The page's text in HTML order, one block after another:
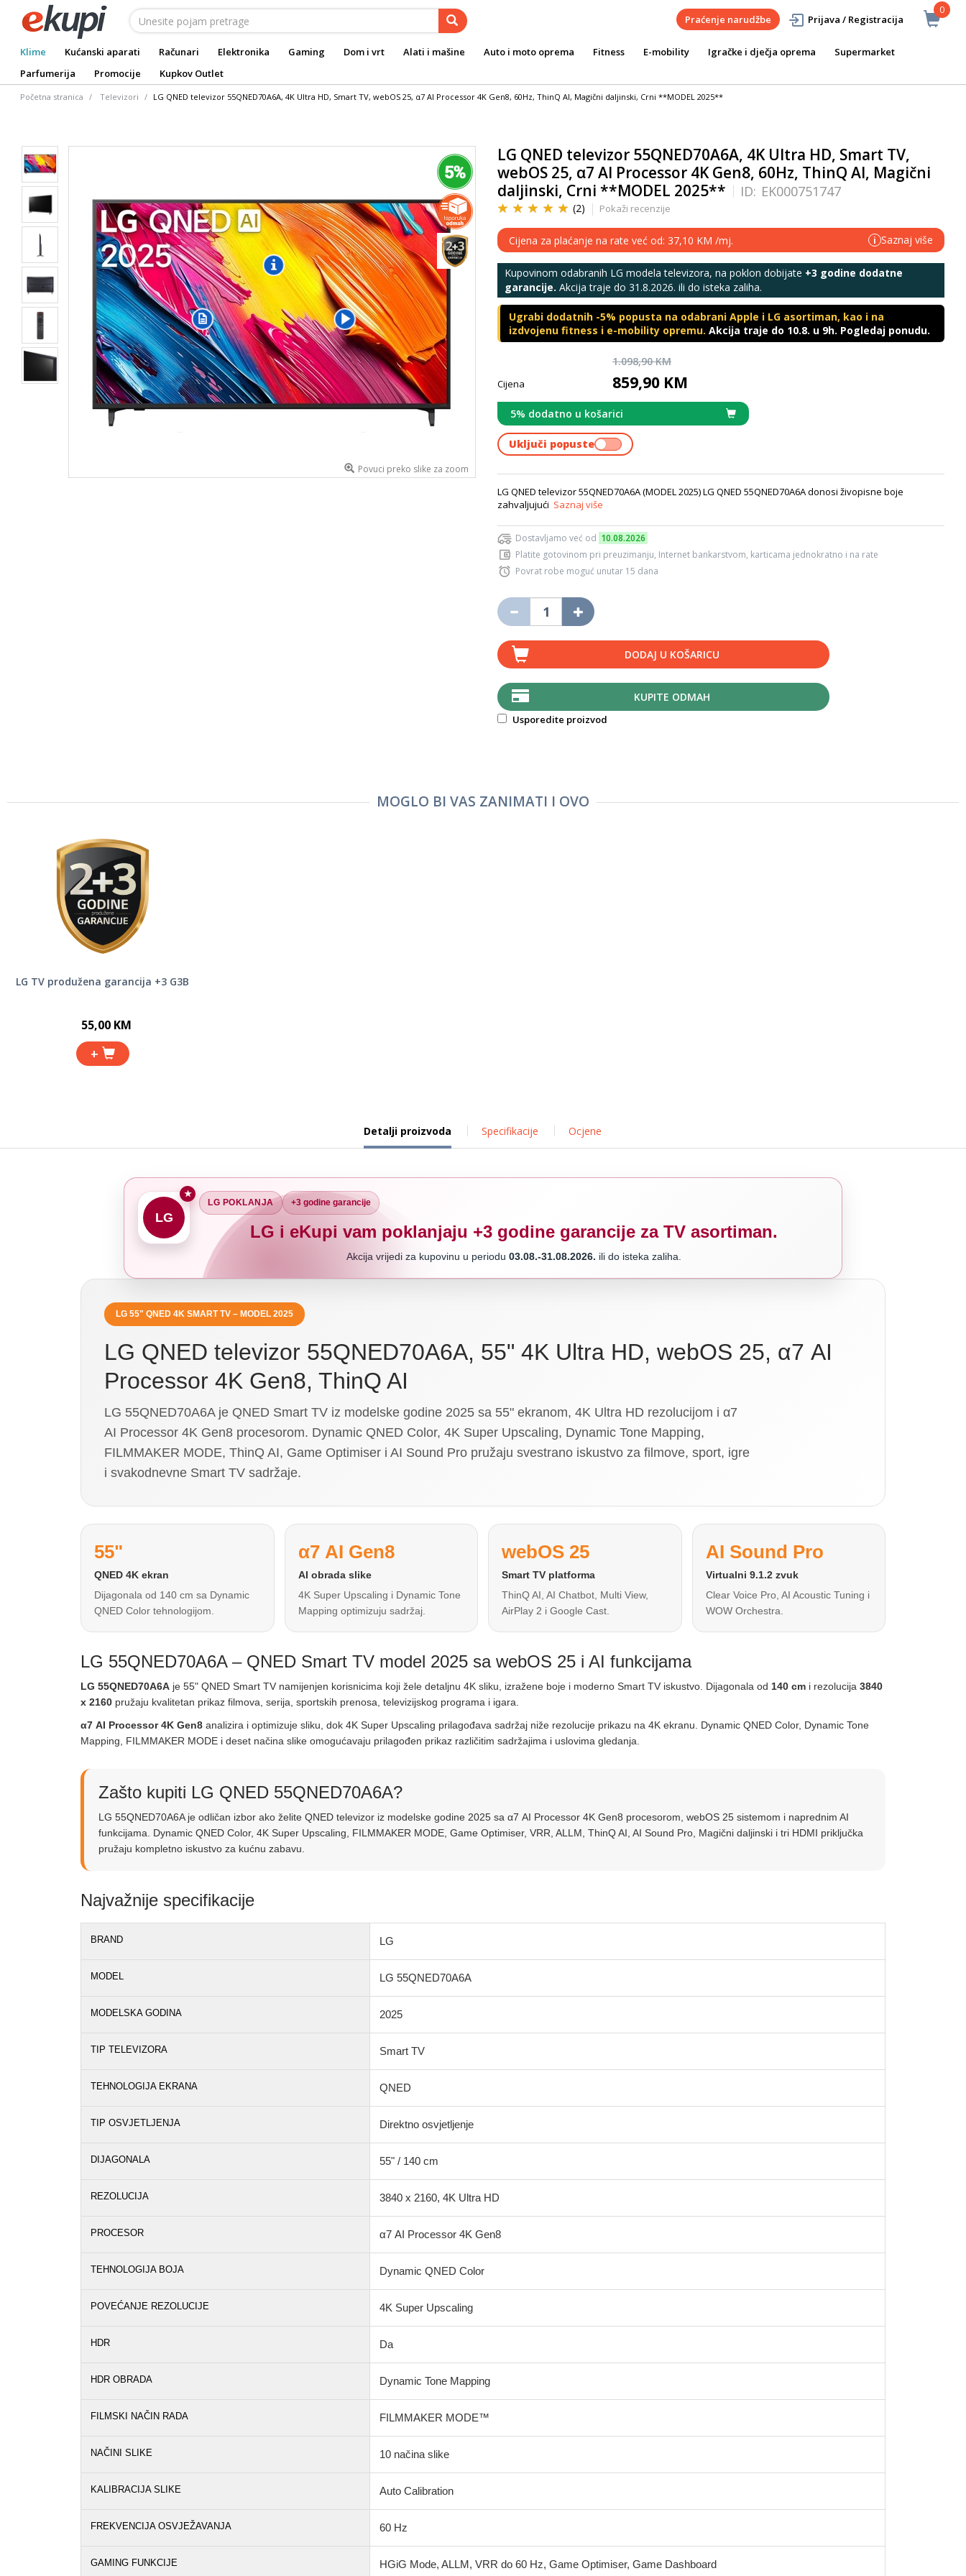
0
Praćenje narudžbe Prijava / Registracija
Klime Kućanski aparati Računari Elektronika Gaming Dom i vrt Alati i mašine Auto i moto oprema Fitness E-mobility Igračke i dječja oprema
Supermarket
Parfumerija
Promocije Kupkov Outlet
Početna stranica Televizori LG QNED televizor 55QNED70A6A, 4K Ultra HD, Smart TV, webOS 25, α7 AI Processor 4K Gen8, 60Hz, ThinQ AI, Magični daljinski, Crni **MODEL 2025**
Povuci preko slike za zoom
LG QNED televizor 55QNED70A6A, 4K Ultra HD, Smart TV,
webOS 25, α7 AI Processor 4K Gen8, 60Hz, ThinQ AI, Magični
daljinski, Crni **MODEL 2025**
ID: EK000751747
(2) Pokaži recenzije
Cijena za plaćanje na rate već od: 37,10 KM /mj. i Saznaj više
Kupovinom odabranih LG modela televizora, na poklon dobijate +3 godine dodatne
garancije. Akcija traje do 31.8.2026. ili do isteka zaliha.
Ugrabi dodatnih -5% popusta na odabrani Apple i LG asortiman, kao i na
izdvojenu fitness i e-mobility opremu. Akcija traje do 10.8. u 9h. Pogledaj ponudu.
1.098,90 KM
Cijena 859,90 KM
5% dodatno u košarici
Uključi popuste
LG QNED televizor 55QNED70A6A (MODEL 2025) LG QNED 55QNED70A6A donosi živopisne boje
zahvaljujući Saznaj više
Dostavljamo već od 10.08.2026
Platite gotovinom pri preuzimanju, Internet bankarstvom, karticama jednokratno i na rate
Povrat robe moguć unutar 15 dana
DODAJ U KOŠARICU
KUPITE ODMAH
Usporedite proizvod
MOGLO BI VAS ZANIMATI I OVO
LG TV produžena garancija +3 G3B
55,00 KM
+
Detalji proizvoda Specifikacije Ocjene
LG
★
LG POKLANJA
+3 godine garancije
LG i eKupi vam poklanjaju +3 godine garancije za TV asortiman.
Akcija vrijedi za kupovinu u periodu 03.08.-31.08.2026. ili do isteka zaliha.
LG 55" QNED 4K SMART TV – MODEL 2025
LG QNED televizor 55QNED70A6A, 55" 4K Ultra HD, webOS 25, α7 AI
Processor 4K Gen8, ThinQ AI
LG 55QNED70A6A je QNED Smart TV iz modelske godine 2025 sa 55" ekranom, 4K Ultra HD rezolucijom i α7
AI Processor 4K Gen8 procesorom. Dynamic QNED Color, 4K Super Upscaling, Dynamic Tone Mapping,
FILMMAKER MODE, ThinQ AI, Game Optimiser i AI Sound Pro pružaju svestrano iskustvo za filmove, sport, igre
i svakodnevne Smart TV sadržaje.
55"
QNED 4K ekran
Dijagonala od 140 cm sa Dynamic
QNED Color tehnologijom.
α7 AI Gen8
AI obrada slike
4K Super Upscaling i Dynamic Tone
Mapping optimizuju sadržaj.
webOS 25
Smart TV platforma
ThinQ AI, AI Chatbot, Multi View,
AirPlay 2 i Google Cast.
AI Sound Pro
Virtualni 9.1.2 zvuk
Clear Voice Pro, AI Acoustic Tuning i
WOW Orchestra.
LG 55QNED70A6A – QNED Smart TV model 2025 sa webOS 25 i AI funkcijama
LG 55QNED70A6A je 55" QNED Smart TV namijenjen korisnicima koji žele detaljnu 4K sliku, izražene boje i moderno Smart TV iskustvo. Dijagonala od 140 cm i rezolucija 3840
x 2160 pružaju kvalitetan prikaz filmova, serija, sportskih prenosa, televizijskog programa i igara.
α7 AI Processor 4K Gen8 analizira i optimizuje sliku, dok 4K Super Upscaling prilagođava sadržaj niže rezolucije prikazu na 4K ekranu. Dynamic QNED Color, Dynamic Tone
Mapping, FILMMAKER MODE i deset načina slike omogućavaju prilagođen prikaz različitim sadržajima i uslovima gledanja.
Zašto kupiti LG QNED 55QNED70A6A?
LG 55QNED70A6A je odličan izbor ako želite QNED televizor iz modelske godine 2025 sa α7 AI Processor 4K Gen8 procesorom, webOS 25 sistemom i naprednim AI
funkcijama. Dynamic QNED Color, 4K Super Upscaling, FILMMAKER MODE, Game Optimiser, VRR, ALLM, ThinQ AI, AI Sound Pro, Magični daljinski i tri HDMI priključka
pružaju kompletno iskustvo za kućnu zabavu.
Najvažnije specifikacije
BRAND LG
MODEL LG 55QNED70A6A
MODELSKA GODINA 2025
TIP TELEVIZORA Smart TV
TEHNOLOGIJA EKRANA QNED
TIP OSVJETLJENJA Direktno osvjetljenje
DIJAGONALA 55" / 140 cm
REZOLUCIJA 3840 x 2160, 4K Ultra HD
PROCESOR α7 AI Processor 4K Gen8
TEHNOLOGIJA BOJA Dynamic QNED Color
POVEĆANJE REZOLUCIJE 4K Super Upscaling
HDR Da
HDR OBRADA Dynamic Tone Mapping
FILMSKI NAČIN RADA FILMMAKER MODE™
NAČINI SLIKE 10 načina slike
KALIBRACIJA SLIKE Auto Calibration
FREKVENCIJA OSVJEŽAVANJA 60 Hz
GAMING FUNKCIJE HGiG Mode, ALLM, VRR do 60 Hz, Game Optimiser, Game Dashboard